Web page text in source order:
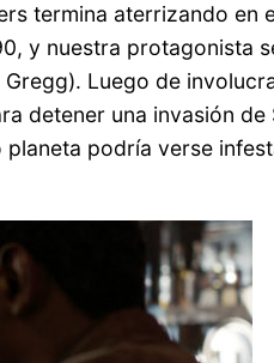
termina aterrizando
y nuestra protagonista
Luego de
detener una invasión
podría verse